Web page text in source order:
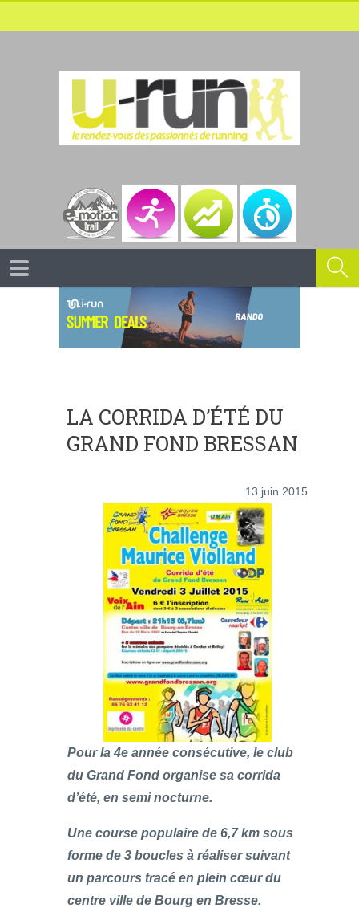
LA CORRIDA D’ÉTÉ DU
GRAND FOND BRESSAN
13 juin 2015
Pour la 4e année consécutive, le club
du Grand Fond organise sa corrida
d’été, en semi nocturne.
Une course populaire de 6,7 km sous
forme de 3 boucles à réaliser suivant
un parcours tracé en plein cœur du
centre ville de Bourg en Bresse.